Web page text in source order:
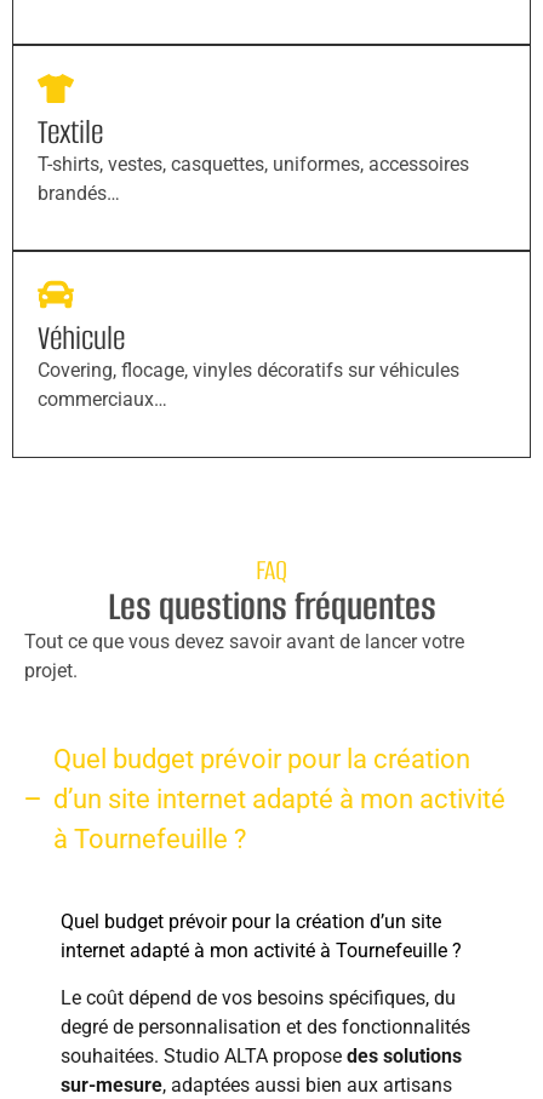
Textile
T-shirts, vestes, casquettes, uniformes, accessoires
brandés…
Véhicule
Covering, flocage, vinyles décoratifs sur véhicules
commerciaux…
FAQ
Les questions fréquentes
Tout ce que vous devez savoir avant de lancer votre
projet.
Quel budget prévoir pour la création
d’un site internet adapté à mon activité
à Tournefeuille ?
Quel budget prévoir pour la création d’un site
internet adapté à mon activité à Tournefeuille ?
Le coût dépend de vos besoins spécifiques, du
degré de personnalisation et des fonctionnalités
souhaitées. Studio ALTA propose des solutions
sur-mesure, adaptées aussi bien aux artisans